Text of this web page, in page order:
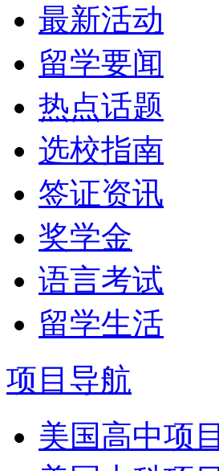
最新活动
留学要闻
热点话题
选校指南
签证资讯
奖学金
语言考试
留学生活
项目导航
美国高中项目